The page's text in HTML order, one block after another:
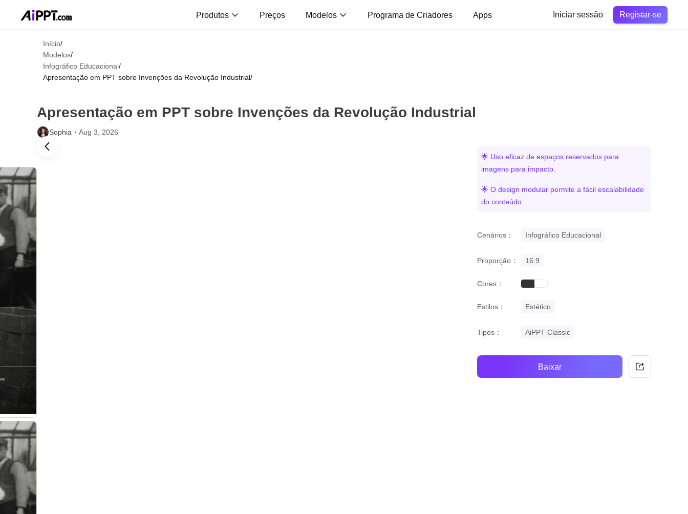
Produtos Preços Modelos Programa de Criadores Apps Iniciar sessão Registar-se
Início/
Modelos/
Infográfico Educacional/
Apresentação em PPT sobre Invenções da Revolução Industrial/
Apresentação em PPT sobre Invenções da Revolução Industrial
Sophia・ Aug 3, 2026
🌟 Uso eficaz de espaços reservados para
imagens para impacto.
🌟 O design modular permite a fácil escalabilidade
do conteúdo.
Cenários： Infográfico Educacional
Proporção： 16:9
Cores： blackwhite
Estilos： Estético
Tipos： AiPPT Classic
Baixar